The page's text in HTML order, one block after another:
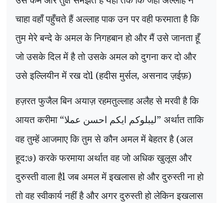
चाहा वहाँ पहुँचते हैं अल्लाह पाक उन पर वही फरमाता है कि
तुम मेरे बन्दे के अमल के निगहबान हो और मैं उसे जानता हूँ
जो उसके दिल में है तो उसके अमल को दुगना कर दो और
उसे इल्लियीन में रख दोl (हदीस मुर्सल, असनाद ज़ईफ़)
हज़रत फुजैल बिन अयाज़ रहमतुल्लाह अलैह से मरवी है कि
आयत करीमा “لیبلوکم ایکم احسن عملا” अर्थात ताकि
वह तुम्हें आजमाए कि तुम से कौन अमल में बेहतर है (अल
हूद:७) करके फरमाया अर्थात वह जो अधिक खुलूस और
दुरुस्ती वाला हैl जब अमल में इखलास हो और दुरुस्ती ना हो
तो वह स्वीकार्य नहीं है और अगर दुरुस्ती हो लेकिन इखलास